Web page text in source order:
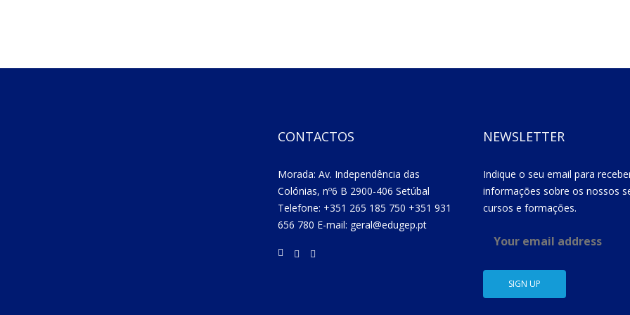
CONTACTOS
Morada: Av. Independência das
Colónias, nº6 B 2900-406 Setúbal
Telefone: +351 265 185 750 +351 931
656 780 E-mail: geral@edugep.pt
NEWSLETTER
Indique o seu email para
informações sobre os nossos
cursos e formações.